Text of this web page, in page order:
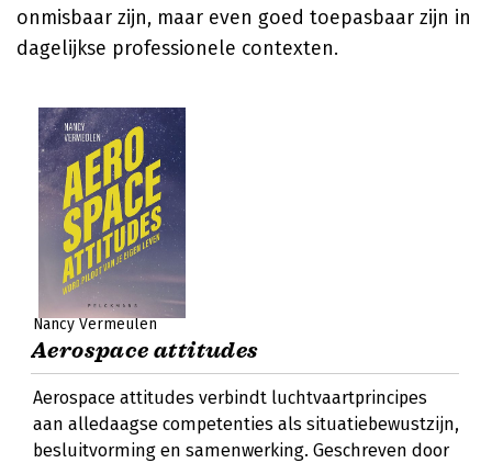
onmisbaar zijn, maar even goed toepasbaar zijn in
dagelijkse professionele contexten.
Nancy Vermeulen
Aerospace attitudes
Aerospace attitudes verbindt luchtvaartprincipes
aan alledaagse competenties als situatiebewustzijn,
besluitvorming en samenwerking. Geschreven door